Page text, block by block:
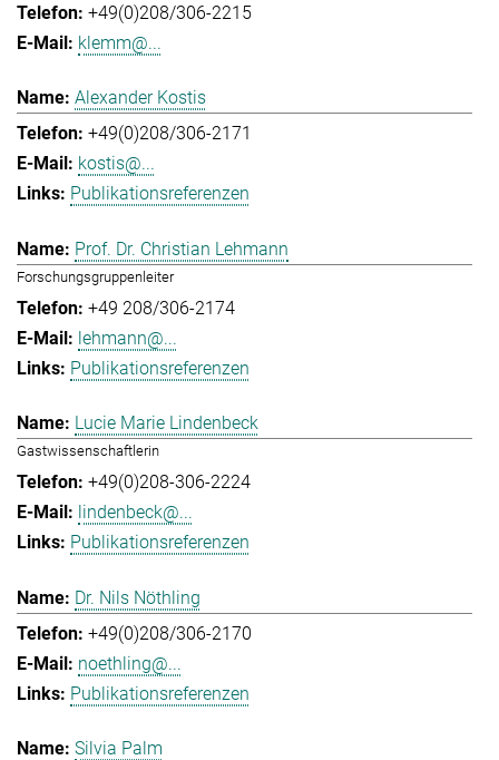
+49(0)208/306-2215
klemm@...
Alexander Kostis
+49(0)208/306-2171
kostis@...
Publikationsreferenzen
Prof. Dr. Christian Lehmann
Forschungsgruppenleiter
+49 208/306-2174
lehmann@...
Publikationsreferenzen
Lucie Marie Lindenbeck
Gastwissenschaftlerin
+49(0)208-306-2224
lindenbeck@...
Publikationsreferenzen
Dr. Nils Nöthling
+49(0)208/306-2170
noethling@...
Publikationsreferenzen
Silvia Palm